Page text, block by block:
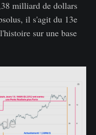
milliard de dollars
il s'agit du 13e
sur une base